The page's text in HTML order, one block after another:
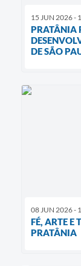
15 JUN 2026 -
PRATÂNIA
DE SÃO
08 JUN 2026 -
FÉ, ARTE E
PRATÂNIA